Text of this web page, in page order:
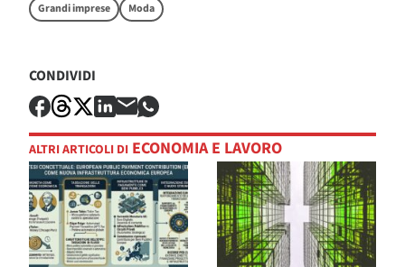
Grandi imprese
Moda
CONDIVIDI
ALTRI ARTICOLI DI ECONOMIA E LAVORO